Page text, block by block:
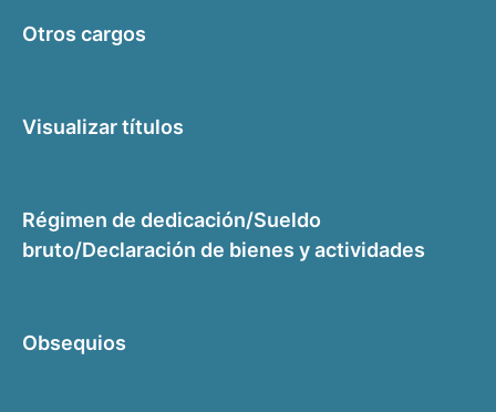
Otros cargos
Visualizar títulos
Régimen de dedicación/Sueldo
bruto/Declaración de bienes y actividades
Obsequios